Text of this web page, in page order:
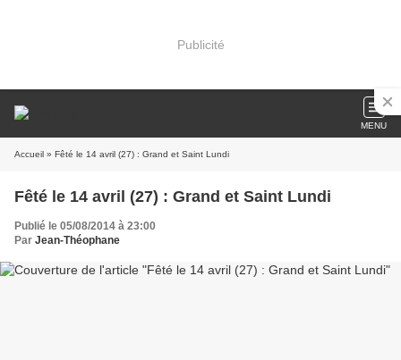
Publicité
MENU
Accueil » Fêté le 14 avril (27) : Grand et Saint Lundi
Fêté le 14 avril (27) : Grand et Saint Lundi
Publié le 05/08/2014 à 23:00
Par Jean-Théophane